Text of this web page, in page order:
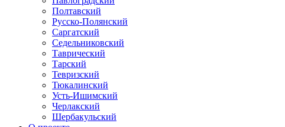
Полтавский
Русско-Полянский
Саргатский
Седельниковский
Таврический
Тарский
Тевризский
Тюкалинский
Усть-Ишимский
Черлакский
Шербакульский